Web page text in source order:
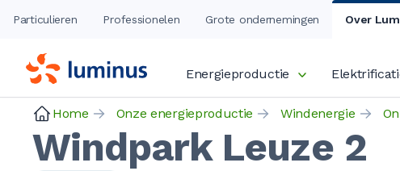
Particulieren Professionelen Grote ondernemingen Over
Energieproductie
Home Onze energieproductie Windenergie
Windpark Leuze 2